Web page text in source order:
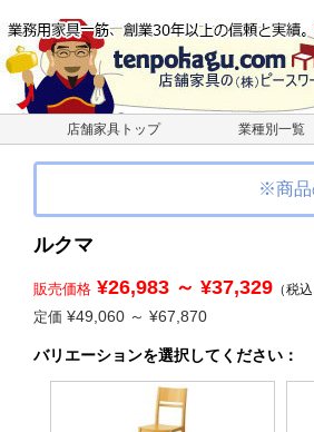
店舗家具トップ 業種別一覧
※商品
ルクマ
販売価格 ¥26,983 ～ ¥37,329 （税込
定価¥49,060 ～ ¥67,870
バリエーションを選択してください ：